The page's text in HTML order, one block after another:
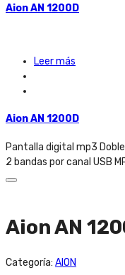
Aion AN 1200D
Leer más
Aion AN 1200D
Pantalla digital mp3
2 bandas por canal USB
Aion AN
Categoría: AION